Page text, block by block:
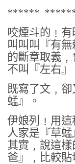
******
咬煙斗的﹗
叫叫叫『有
的斷章取義
不叫『左右
既寫了文﹐
蜢』。
伊娘列﹗用
人家是『草
其實﹐說這
爸』﹐比較貼